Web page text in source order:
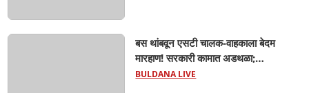
बस थांबवून एसटी चालक-वाहकाला बेदम
मारहाण! सरकारी कामात अडथळा;
प्रवाशांसमोर धिंगाणा घालणाऱ्या तिघांविरुद्ध
BULDANA LIVE